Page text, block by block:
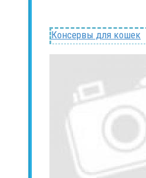
Консервы для кошек